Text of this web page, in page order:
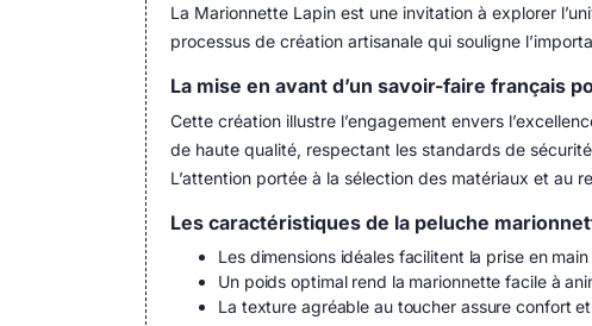
La Marionnette Lapin est une invitation à explorer
processus de création artisanale qui souligne
La mise en avant d’un savoir-faire français
Cette création illustre l’engagement envers
de haute qualité, respectant les standards de
L’attention portée à la sélection des matériaux et au
Les caractéristiques de la peluche
Les dimensions idéales facilitent la prise en
Un poids optimal rend la marionnette facile à
La texture agréable au toucher assure confort